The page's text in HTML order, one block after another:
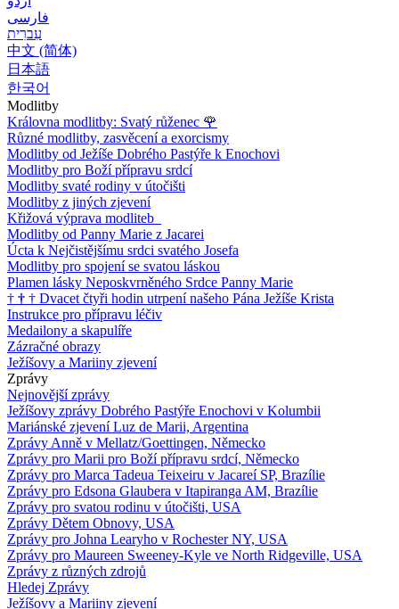
فارسی
עִברִית
中文 (简体)
日本語
한국어
Modlitby
Královna modlitby: Svatý růženec 🌹
Různé modlitby, zasvěcení a exorcismy
Modlitby od Ježíše Dobrého Pastýře k Enochovi
Modlitby pro Boží přípravu srdcí
Modlitby svaté rodiny v útočišti
Modlitby z jiných zjevení
Křižová výprava modliteb
Modlitby od Panny Marie z Jacarei
Úcta k Nejčistějšímu srdci svatého Josefa
Modlitby pro spojení se svatou láskou
Plamen lásky Neposkvrněného Srdce Panny Marie
† † † Dvacet čtyři hodin utrpení našeho Pána Ježíše Krista
Instrukce pro přípravu léčiv
Medailony a skapulíře
Zázračné obrazy
Ježíšovy a Mariiny zjevení
Zprávy
Nejnovější zprávy
Ježíšovy zprávy Dobrého Pastýře Enochovi v Kolumbii
Mariánské zjevení Luz de Marii, Argentina
Zprávy Anně v Mellatz/Goettingen, Německo
Zprávy pro Marii pro Boží přípravu srdcí, Německo
Zprávy pro Marca Tadeua Teixeiru v Jacareí SP, Brazílie
Zprávy pro Edsona Glaubera v Itapiranga AM, Brazílie
Zprávy pro svatou rodinu v útočišti, USA
Zprávy Dětem Obnovy, USA
Zprávy pro Johna Learyho v Rochester NY, USA
Zprávy pro Maureen Sweeney-Kyle ve North Ridgeville, USA
Zprávy z různých zdrojů
Hledej Zprávy
Ježíšovy a Mariiny zjevení